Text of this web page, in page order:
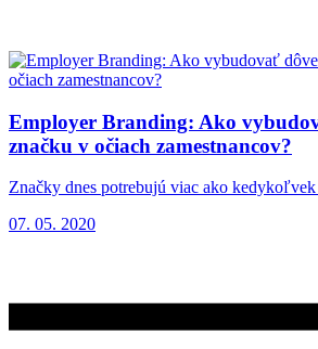
Employer Branding: Ako
značku v očiach zamestnancov?
Značky dnes potrebujú viac ako
07. 05. 2020